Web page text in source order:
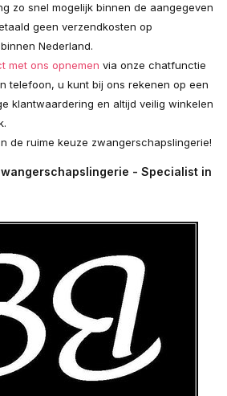
zo snel mogelijk binnen de aangegeven
geen verzendkosten op
Nederland.
met ons opnemen via onze chatfunctie
telefoon, u kunt bij ons rekenen op een
klantwaardering en altijd veilig winkelen
de ruime keuze zwangerschapslingerie!
- Specialist in